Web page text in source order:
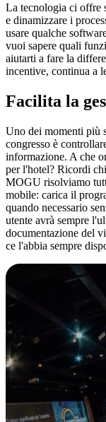
La tecnologia ci offre
e dinamizzare i
usare qualche
vuoi sapere quali
aiutarti a fare la
incentive, continua a
Facilita la
Uno dei momenti più
congresso è
informazione. A che
per l'hotel? Ricordi
MOGU risolviamo
mobile: carica il
quando necessario
utente avrà sempre
documentazione del
ce l'abbia sempre